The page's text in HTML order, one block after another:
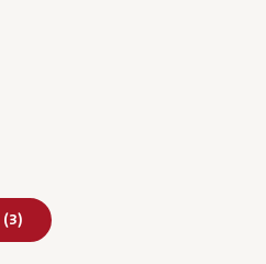
Bereits geliked
(3)